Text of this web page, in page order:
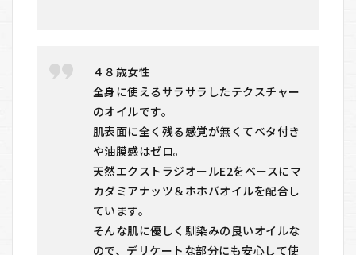
４８歳女性
全身に使えるサラサラしたテクスチャー
のオイルです。
肌表面に全く残る感覚が無くてベタ付き
や油膜感はゼロ。
天然エクストラジオールE2をベースにマ
カダミアナッツ＆ホホバオイルを配合し
ています。
そんな肌に優しく馴染みの良いオイルな
ので、デリケートな部分にも安心して使